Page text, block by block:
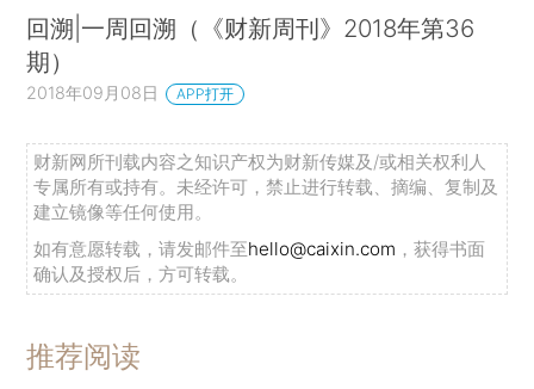
回溯|一周回溯（《财新周刊》2018年第36
期）
2018年09月08日 APP打开
财新网所刊载内容之知识产权为财新传媒及/或相关权利人
专属所有或持有。未经许可，禁止进行转载、摘编、复制及
建立镜像等任何使用。
如有意愿转载，请发邮件至hello@caixin.com ，获得书面
确认及授权后，方可转载。
推荐阅读